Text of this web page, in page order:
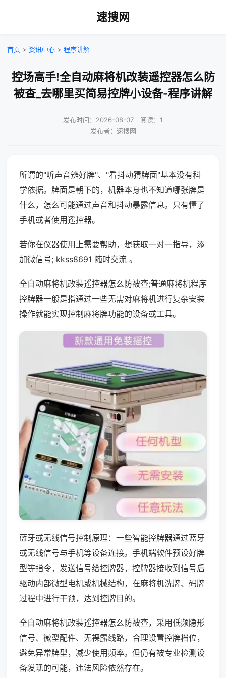
速搜网
首页 > 资讯中心 > 程序讲解
控场高手!全自动麻将机改装遥控器怎么防
被查_去哪里买简易控牌小设备-程序讲解
发布时间：2026-08-07｜阅读：1
发布者：速搜网
所谓的"听声音辨好牌"、"看抖动猜牌面"基本没有科
学依据。牌面是朝下的，机器本身也不知道哪张牌是
什么，怎么可能通过声音和抖动暴露信息。只有懂了
手机或者使用遥控器。
若你在仪器使用上需要帮助，想获取一对一指导，添
加微信号; kkss8691 随时交流 。
全自动麻将机改装遥控器怎么防被查;普通麻将机程序
控牌器一般是指通过一些无需对麻将机进行复杂安装
操作就能实现控制麻将牌功能的设备或工具。
蓝牙或无线信号控制原理：一些智能控牌器通过蓝牙
或无线信号与手机等设备连接。手机端软件预设好牌
型等指令，发送信号给控牌器，控牌器接收到信号后
驱动内部微型电机或机械结构，在麻将机洗牌、码牌
过程中进行干预，达到控牌目的。
全自动麻将机改装遥控器怎么防被查，采用低频隐形
信号、微型配件、无裸露线路，合理设置控牌档位，
避免异常牌型，减少使用频率。但仍有被专业检测设
备发现的可能，违法风险依然存在。